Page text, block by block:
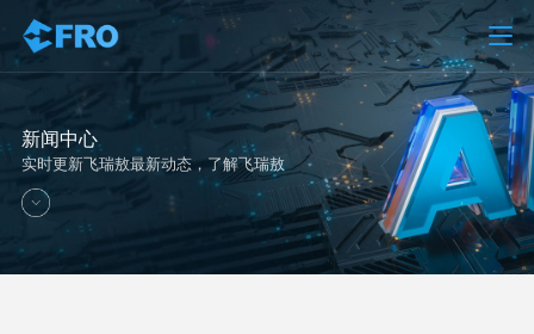
新闻中心
实时更新飞瑞敖最新动态，了解飞瑞敖